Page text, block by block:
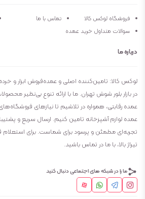
فروشگاه لوکس کالا تماس با ما
سوالات متداول خرید عمده
درباره ما
در بازار بلور شوش تهران. ما با ارائه تنوع بی‌نظیر
عمده رقابتی، همواره در تلاشیم تا نیازهای
عمده لوازم آشپزخانه تامین کنیم. ارسال سریع و
تجربه‌ای مطمئن و پرسود برای شماست. برای
تیراژ بالا، با ما در تماس باشید.
ما را در شبکه های اجتماعی دنبال کنید